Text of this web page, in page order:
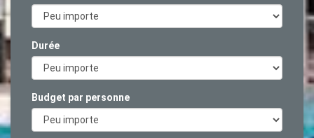
Durée
Budget par personne